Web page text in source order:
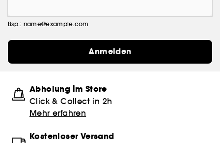
Bsp.: name@example.com
Anmelden
Abholung im Store
Click & Collect in 2h
Mehr erfahren
Kostenloser Versand